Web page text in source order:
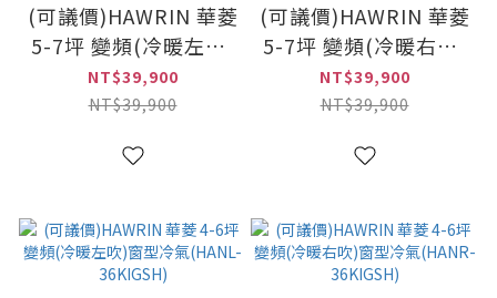
(可議價)HAWRIN 華菱
5-7坪 變頻(冷暖左吹)
窗型冷氣(HANL-
43KIGSH)
NT$39,900
NT$39,900
(可議價)HAWRIN 華菱
5-7坪 變頻(冷暖右吹)
窗型冷氣(HANR-
43KIGSH)
NT$39,900
NT$39,900